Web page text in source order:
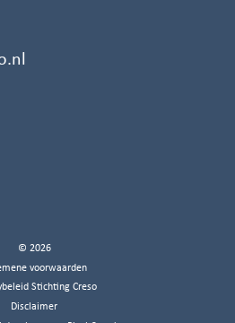
© 2026
voorwaarden
Stichting Creso
Disclaimer